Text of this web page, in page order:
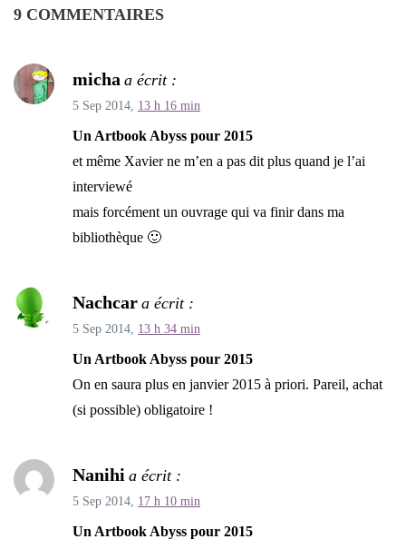
9 COMMENTAIRES
micha a écrit :
5 Sep 2014, 13 h 16 min
Un Artbook Abyss pour 2015
et même Xavier ne m’en a pas dit plus quand je l’ai
interviewé
mais forcément un ouvrage qui va finir dans ma
bibliothèque 🙂
Nachcar a écrit :
5 Sep 2014, 13 h 34 min
Un Artbook Abyss pour 2015
On en saura plus en janvier 2015 à priori. Pareil, achat
(si possible) obligatoire !
Nanihi a écrit :
5 Sep 2014, 17 h 10 min
Un Artbook Abyss pour 2015